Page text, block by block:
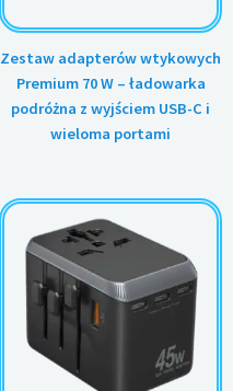
Zestaw adapterów wtykowych
Premium 70 W – ładowarka
podróżna z wyjściem USB-C i
wieloma portami